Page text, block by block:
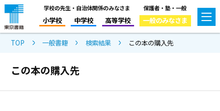
学校の先生・自治体関係のみなさま
小学校 中学校 高等学校
保護者・塾・一般
一般のみなさま
TOP 一般書籍 検索結果 この本の購入先
この本の購入先